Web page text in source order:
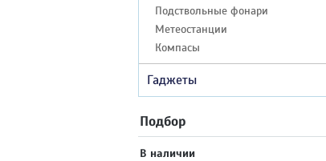
Подствольные фонари
Метеостанции
Компасы
Гаджеты
Подбор
В наличии